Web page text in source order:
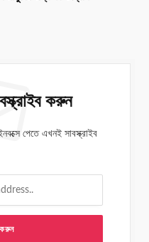
করুন
পেতে এখনই সাবস্ক্রাইব